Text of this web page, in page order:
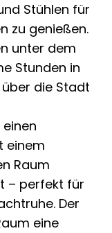
Stühlen für
zu genießen.
unter dem
Stunden in
die Stadt
einem
Raum
– perfekt für
Der
eine